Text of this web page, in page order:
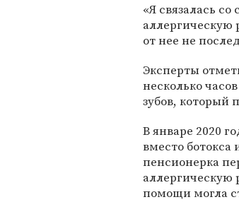
«Я связалась
аллергическую
от нее не
Эксперты
несколько
зубов, который
В январе 2020
вместо
пенсионерка
аллергическую
помощи могла